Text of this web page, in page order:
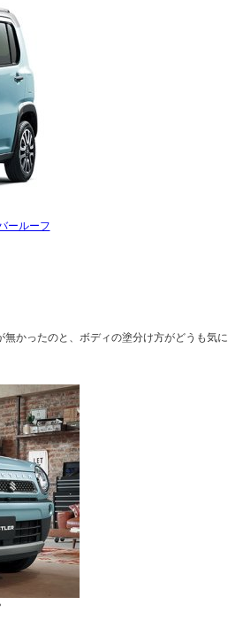
ールーフ
かったのと、ボディの塗分け方がどうも気に